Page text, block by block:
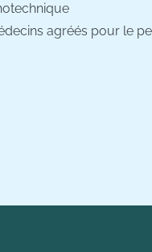
agréés pour le